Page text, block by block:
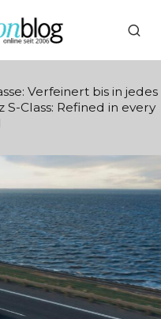
Verfeinert bis in jedes
Class: Refined in every